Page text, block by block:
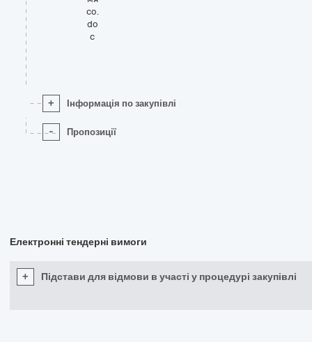
со.
do
c
+ Інформація по закупівлі
- Пропозиції
Електронні тендерні вимоги
+ Підстави для відмови в участі у процедурі закупівлі